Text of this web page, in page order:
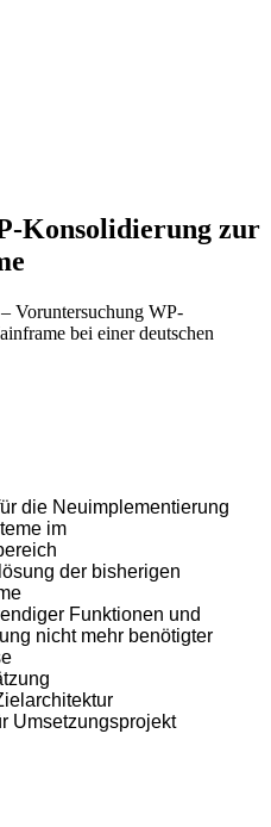
Konsolidierung zur
Voruntersuchung WP-
bei einer deutschen
die Neuimplementierung
im
der bisherigen
Funktionen und
nicht mehr benötigter
Umsetzungsprojekt